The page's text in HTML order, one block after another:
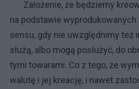
Założenie, że będziemy
na podstawie
sensu, gdy nie uwzględnimy też
służą, albo mogą posłużyć, do
tymi towarami. Co z tego, że
walutę i jej kreację, i nawet